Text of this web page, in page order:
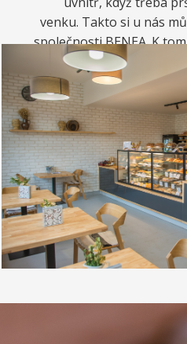
venku. Takto si u nás
společnosti BENEA. K
kávou. Nebo si raději